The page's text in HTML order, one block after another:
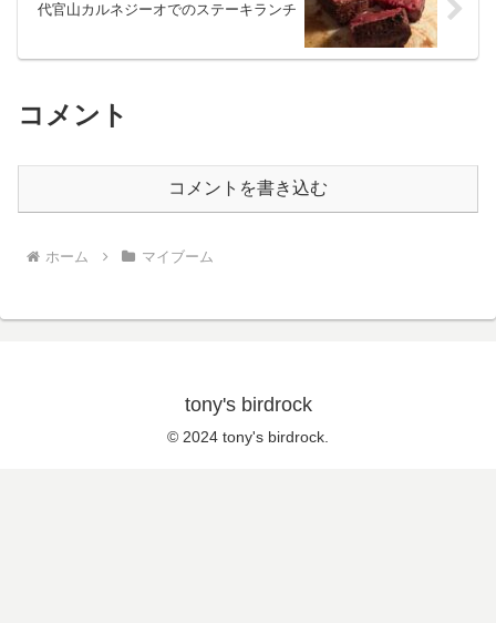
代官山カルネジーオでのステーキランチ
コメント
コメントを書き込む
ホーム マイブーム
tony's birdrock
© 2024 tony's birdrock.